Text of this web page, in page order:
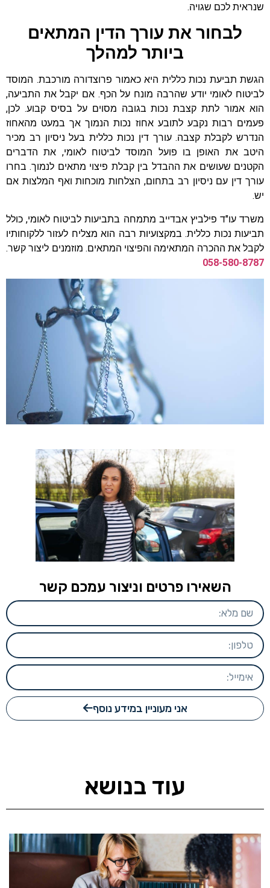
שנראית לכם שגויה.
לבחור את עורך הדין המתאים
ביותר למהלך
הגשת תביעת נכות כללית היא כאמור פרוצדורה מורכבת. המוסד
לביטוח לאומי יודע שהרבה מונח על הכף. אם יקבל את התביעה,
הוא אמור לתת קצבת נכות בגובה מסוים על בסיס קבוע. לכן,
פעמים רבות נקבע לתובע אחוז נכות הנמוך אך במעט מהאחוז
הנדרש לקבלת קצבה. עורך דין נכות כללית בעל ניסיון רב מכיר
היטב את האופן בו פועל המוסד לביטוח לאומי, את הדברים
הקטנים שעושים את ההבדל בין קבלת פיצוי מתאים לנמוך. בחרו
עורך דין עם ניסיון רב בתחום, הצלחות מוכחות ואף המלצות אם
יש.
משרד עו"ד פילביץ אבדייב מתמחה בתביעות לביטוח לאומי, כולל
תביעות נכות כללית. במקצועיות רבה הוא מצליח לעזור ללקוחותיו
לקבל את ההכרה המתאימה והפיצוי המתאים. מוזמנים ליצור קשר.
058-580-8787
השאירו פרטים וניצור עמכם קשר
אני מעוניין במידע נוסף
עוד בנושא